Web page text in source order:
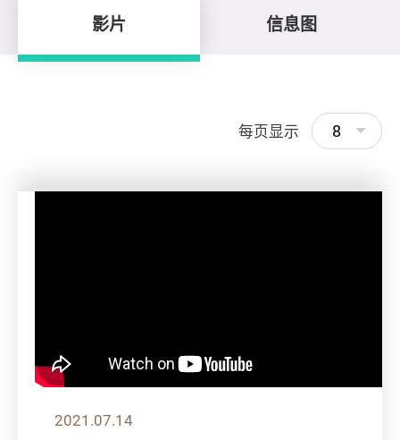
影片 信息图
每页显示 8
2021.07.14